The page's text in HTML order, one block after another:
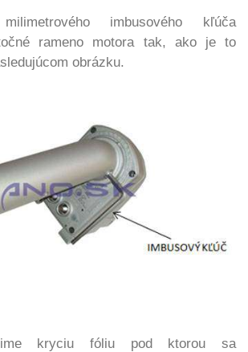
imbusového kľúča
rameno motora tak, ako je to
obrázku.
kryciu fóliu pod ktorou sa